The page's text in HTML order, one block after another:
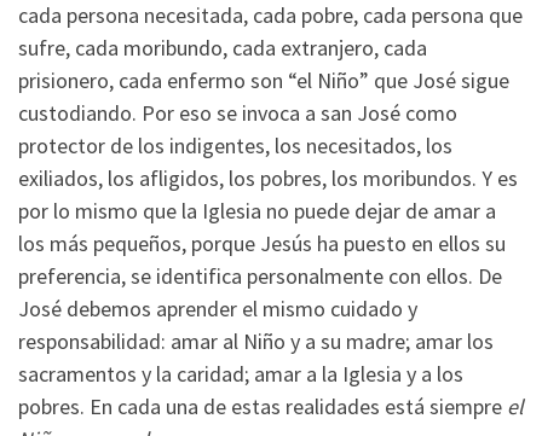
cada persona necesitada, cada pobre, cada persona que
sufre, cada moribundo, cada extranjero, cada
prisionero, cada enfermo son “el Niño” que José sigue
custodiando. Por eso se invoca a san José como
protector de los indigentes, los necesitados, los
exiliados, los afligidos, los pobres, los moribundos. Y es
por lo mismo que la Iglesia no puede dejar de amar a
los más pequeños, porque Jesús ha puesto en ellos su
preferencia, se identifica personalmente con ellos. De
José debemos aprender el mismo cuidado y
responsabilidad: amar al Niño y a su madre; amar los
sacramentos y la caridad; amar a la Iglesia y a los
pobres. En cada una de estas realidades está siempre el